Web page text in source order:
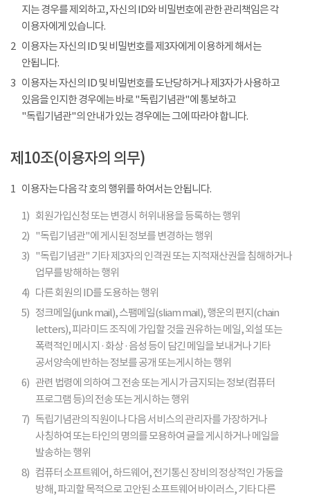
지는 경우를 제외하고, 자신의 ID와 비밀번호에 관한 관리책임은 각
이용자에게 있습니다.
2 이용자는 자신의 ID 및 비밀번호를 제3자에게 이용하게 해서는
안됩니다.
3 이용자는 자신의 ID 및 비밀번호를 도난당하거나 제3자가 사용하고
있음을 인지한 경우에는 바로 "독립기념관"에 통보하고
"독립기념관"의 안내가 있는 경우에는 그에 따라야 합니다.
제10조(이용자의 의무)
1 이용자는 다음 각 호의 행위를 하여서는 안됩니다.
1) 회원가입신청 또는 변경시 허위내용을 등록하는 행위
2) "독립기념관"에 게시된 정보를 변경하는 행위
3) "독립기념관" 기타 제3자의 인격권 또는 지적재산권을 침해하거나
업무를 방해하는 행위
4) 다른 회원의 ID를 도용하는 행위
5) 정크메일(junk mail), 스팸메일(sliam mail), 행운의 편지(chain
letters), 피라미드 조직에 가입할 것을 권유하는 메일, 외설 또는
폭력적인 메시지 · 화상 · 음성 등이 담긴 메일을 보내거나 기타
공서양속에 반하는 정보를 공개 또는게시하는 행위
6) 관련 법령에 의하여 그 전송 또는 게시가 금지되는 정보(컴퓨터
프로그램 등)의 전송 또는 게시하는 행위
7) 독립기념관의 직원이나 다음 서비스의 관리자를 가장하거나
사칭하여 또는 타인의 명의를 모용하여 글을 게시하거나 메일을
발송하는 행위
8) 컴퓨터 소프트웨어, 하드웨어, 전기통신 장비의 정상적인 가동을
방해, 파괴할 목적으로 고안된 소프트웨어 바이러스, 기타 다른